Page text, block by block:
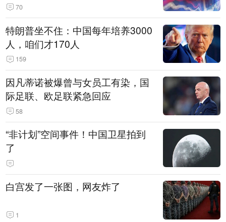
70
特朗普坐不住：中国每年培养3000
人，咱们才170人
159
因凡蒂诺被爆曾与女员工有染，国
际足联、欧足联紧急回应
58
“非计划”空间事件！中国卫星拍到
了
白宫发了一张图，网友炸了
1